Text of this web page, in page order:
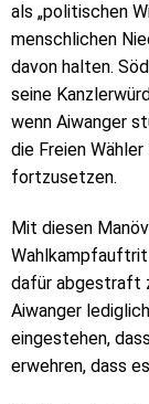
als „politischen
menschlichen
davon halten.
seine
wenn Aiwanger
die Freien
fortzusetzen.
Mit diesen
dafür abgestraft
Aiwanger
eingestehen,
erwehren, dass